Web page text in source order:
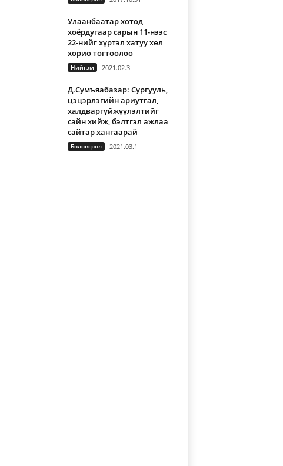
Улаанбаатар хотод
хоёрдугаар сарын 11-нээс
22-нийг хүртэл хатуу хөл
хорио тогтоолоо
Нийгэм 2021.02.3
Д.Сумъяабазар: Сургууль,
цэцэрлэгийн ариутгал,
халдваргүйжүүлэлтийг
сайн хийж, бэлтгэл ажлаа
сайтар хангаарай
Боловсрол 2021.03.1